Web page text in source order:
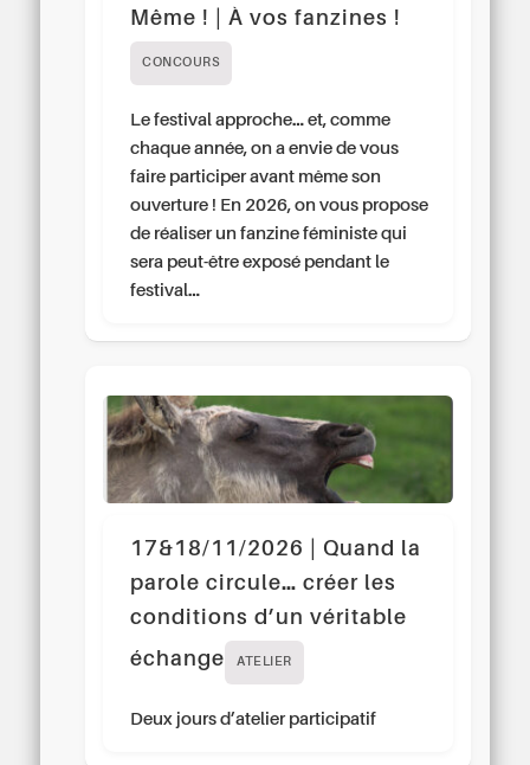
Même ! | À vos fanzines !
CONCOURS
Le festival approche… et, comme
chaque année, on a envie de vous
faire participer avant même son
ouverture ! En 2026, on vous propose
de réaliser un fanzine féministe qui
sera peut-être exposé pendant le
festival…
17&18/11/2026 | Quand la
parole circule… créer les
conditions d’un véritable
échange
ATELIER
Deux jours d’atelier participatif